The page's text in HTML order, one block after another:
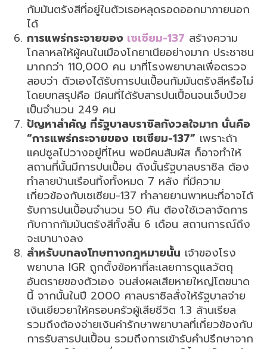
กัมมันตรังสีที่อยู่ในตัวเธอหลุดรอดออกมาภายนอก
ได้
การแพร่กระจายของ เซเซียม-137 สร้างความ
โกลาหลให้ผู้คนในเมืองโกยาเนียอย่างมาก ประชาชน
มากกว่า 110,000 คน มาที่โรงพยาบาลเพื่อตรวจ
สอบว่า ตัวเองได้รับการปนเปื้อนกัมมันตรังสีหรือไม่
โดยบทสรุปคือ มีคนที่ได้รับสารปนเปื้อนจนเจ็บป่วย
เป็นจำนวน 249 คน
ปัญหาสำคัญ ที่รัฐบาลบราซิลกังวลใจมาก นั่นคือ
“การแพร่กระจายของ เซเซียม-137” เพราะถ้า
แคปซูลไปวางอยู่ที่ไหน พอมีคนสัมผัส ก็อาจทำให้
สถานที่นั้นมีการปนเปื้อน ดังนั้นรัฐบาลบราซิล ต้อง
ทำลายบ้านเรือนทิ้งทั้งหมด 7 หลัง ที่มีความ
เกี่ยวข้องกับเซเซียม-137 ทำลายยานพาหนะที่อาจได้
รับการปนเปื้อนจำนวน 50 คัน ต้องใช้เวลาจัดการ
กับกากกัมมันตรังสีทั้งสิ้น 6 เดือน สถานการณ์ถึง
จะเบาบางลง
สำหรับบทลงโทษทางกฎหมายนั้น เจ้าของโรง
พยาบาล IGR ถูกตั้งข้อหาที่ละเลยการดูแลวัตถุ
อันตรายของตัวเอง จนส่งผลเสียหายใหญ่โตขนาด
นี้ จากนั้นในปี 2000 ศาลบราซิลสั่งให้รัฐบาลจ่าย
เงินเยียวยาให้ครอบครัวผู้เสียชีวิต 1.3 ล้านเรียล
รวมถึงต้องจ่ายเงินค่ารักษาพยาบาลที่เกี่ยวข้องกับ
การรับสารปนเปื้อน รวมถึงการเข้ารับคำปรึกษาจาก